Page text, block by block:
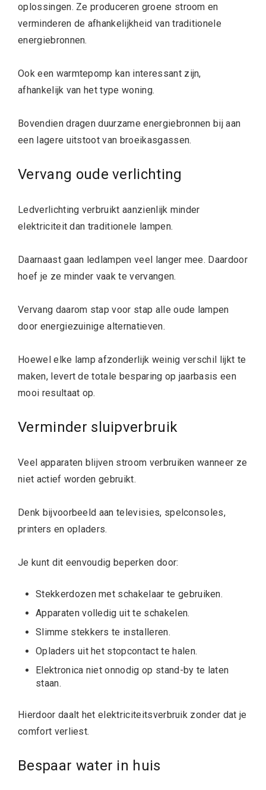
oplossingen. Ze produceren groene stroom en
verminderen de afhankelijkheid van traditionele
energiebronnen.
Ook een warmtepomp kan interessant zijn,
afhankelijk van het type woning.
Bovendien dragen duurzame energiebronnen bij aan
een lagere uitstoot van broeikasgassen.
Vervang oude verlichting
Ledverlichting verbruikt aanzienlijk minder
elektriciteit dan traditionele lampen.
Daarnaast gaan ledlampen veel langer mee. Daardoor
hoef je ze minder vaak te vervangen.
Vervang daarom stap voor stap alle oude lampen
door energiezuinige alternatieven.
Hoewel elke lamp afzonderlijk weinig verschil lijkt te
maken, levert de totale besparing op jaarbasis een
mooi resultaat op.
Verminder sluipverbruik
Veel apparaten blijven stroom verbruiken wanneer ze
niet actief worden gebruikt.
Denk bijvoorbeeld aan televisies, spelconsoles,
printers en opladers.
Je kunt dit eenvoudig beperken door:
Stekkerdozen met schakelaar te gebruiken.
Apparaten volledig uit te schakelen.
Slimme stekkers te installeren.
Opladers uit het stopcontact te halen.
Elektronica niet onnodig op stand-by te laten
staan.
Hierdoor daalt het elektriciteitsverbruik zonder dat je
comfort verliest.
Bespaar water in huis